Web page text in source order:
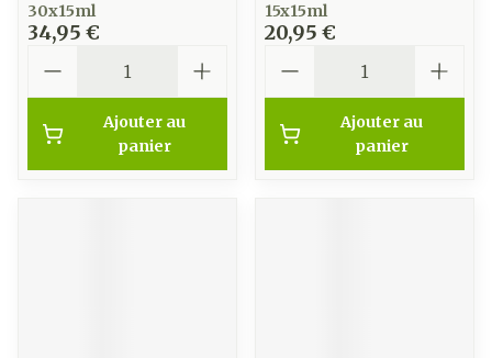
30x15ml
34,95 €
Ajouter au
panier
15x15ml
20,95 €
Ajouter au
panier